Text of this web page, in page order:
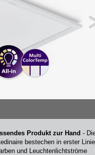
Produkt zur Hand -
bestechen in erster Linie
und Leuchtenlichtströme